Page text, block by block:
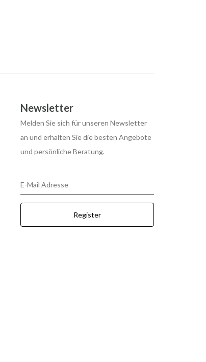
Newsletter
Melden Sie sich für unseren Newsletter
an und erhalten Sie die besten Angebote
und persönliche Beratung.
E-Mail Adresse
Register